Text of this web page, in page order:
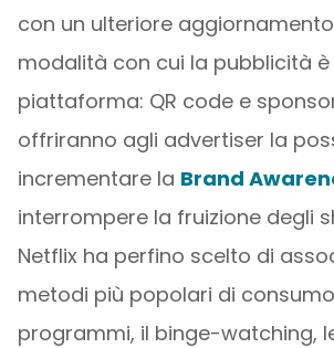
con un ulteriore
modalità con cui la pubblicità
piattaforma: QR code e
offriranno agli advertiser la
incrementare la Brand
interrompere la fruizione degli
Netflix ha perfino scelto di
metodi più popolari di
programmi, il binge-watching,